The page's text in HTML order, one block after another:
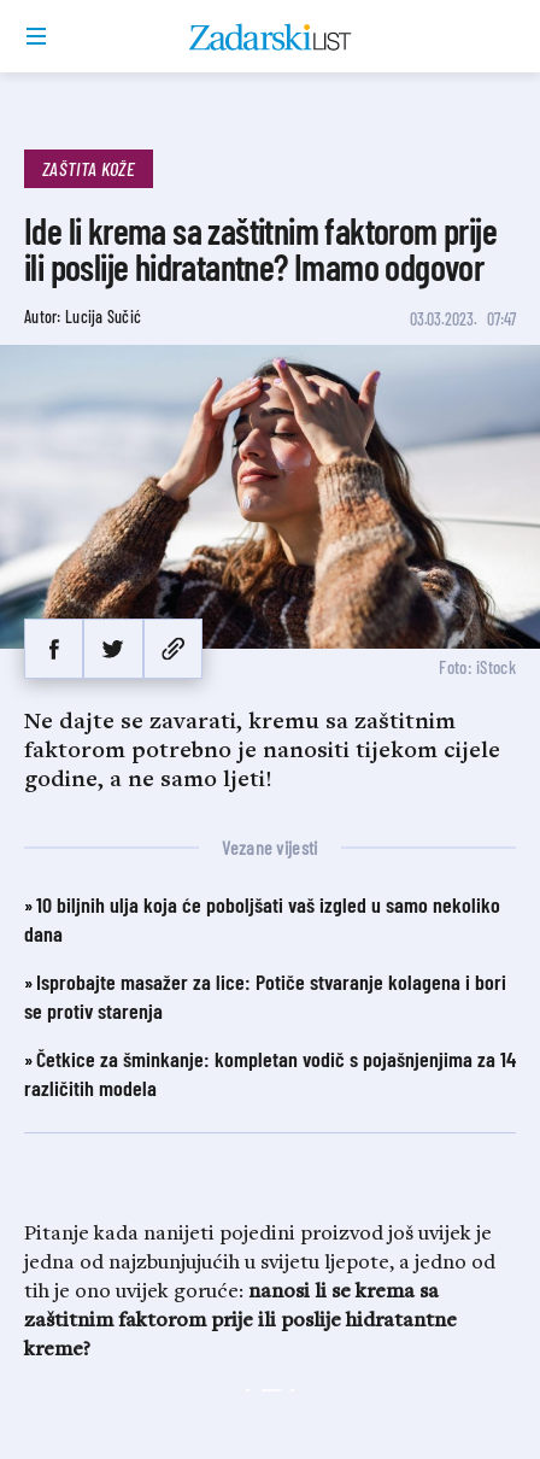
ZAŠTITA KOŽE
Ide li krema sa zaštitnim faktorom prije
ili poslije hidratantne? Imamo odgovor
Autor: Lucija Sučić 03.03.2023. 07:47
Foto: iStock
Ne dajte se zavarati, kremu sa zaštitnim
faktorom potrebno je nanositi tijekom cijele
godine, a ne samo ljeti!
Vezane vijesti
10 biljnih ulja koja će poboljšati vaš izgled u samo nekoliko
dana
Isprobajte masažer za lice: Potiče stvaranje kolagena i bori
se protiv starenja
Četkice za šminkanje: kompletan vodič s pojašnjenjima za 14
različitih modela
Pitanje kada nanijeti pojedini proizvod još uvijek je
jedna od najzbunjujućih u svijetu ljepote, a jedno od
tih je ono uvijek goruće: nanosi li se krema sa
zaštitnim faktorom prije ili poslije hidratantne
kreme?